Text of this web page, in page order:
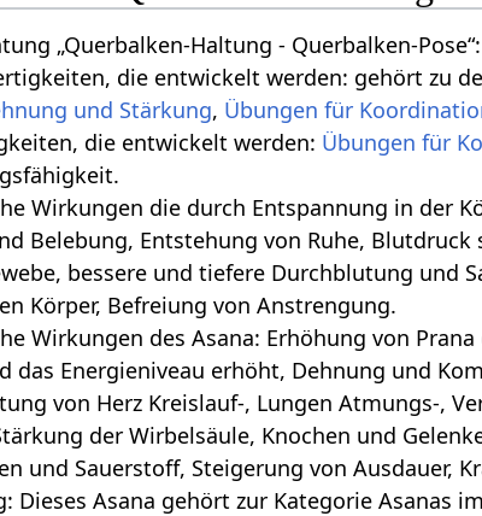
„Querbalken-Haltung - Querbalken-
die entwickelt werden: gehört zu
und Stärkung, Übungen für
die entwickelt werden: Übungen für
die durch Entspannung in der Körperhaltung geschehen‏‎:
Belebung, Entstehung von Ruhe,
bessere und tiefere Durchblutung und
Körper, Befreiung von Anstrengung.
Wirkungen des Asana: Erhöhung von
das Energieniveau erhöht, Dehnung und
von Herz Kreislauf-, Lungen Atmungs-,
der Wirbelsäule, Knochen und
und Sauerstoff, Steigerung von Ausdauer,
Dieses Asana gehört zur Kategorie Asanas